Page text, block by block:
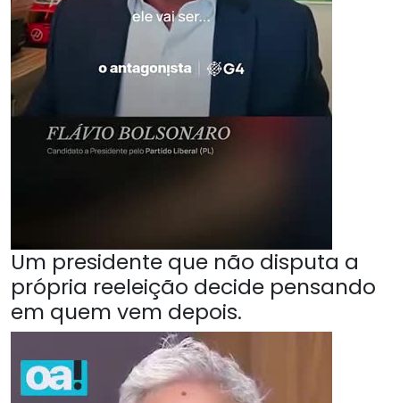
Um presidente que não disputa a
própria reeleição decide pensando
em quem vem depois.